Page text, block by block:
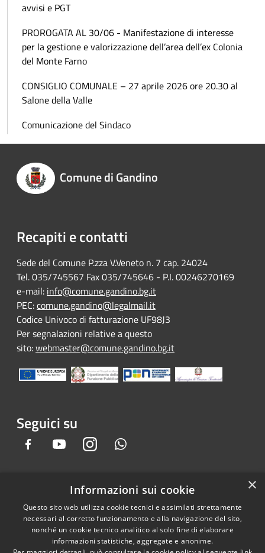
avvisi e PGT
PROROGATA AL 30/06 - Manifestazione di interesse
per la gestione e valorizzazione dell’area dell’ex Colonia
del Monte Farno
CONSIGLIO COMUNALE – 27 aprile 2026 ore 20.30 al
Salone della Valle
Comunicazione del Sindaco
Comune di Gandino
Recapiti e contatti
Sede del Comune P.zza V.Veneto n. 7 cap. 24024
Tel. 035/745567 Fax 035/745646 - P.I. 00246270169
e-mail: info@comune.gandino.bg.it
PEC:comune.gandino@legalmail.it
Codice Univoco di fatturazione UF98J3
Per segnalazioni relative a questo
sito:webmaster@comune.gandino.bg.it
Seguici su
Facebook YoutubeInstagram
Accessibilità
Privacy
Gandino • Powered by
Municipium•Accesso
redazione
×
Informazioni sui cookie
Questo sito web utilizza cookie tecnici e assimilati strettamente
necessari al corretto funzionamento e alla navigazione del sito,
nonché un cookie tecnico analitico al solo fine di elaborare
informazioni statistiche, aggregate e anonime.